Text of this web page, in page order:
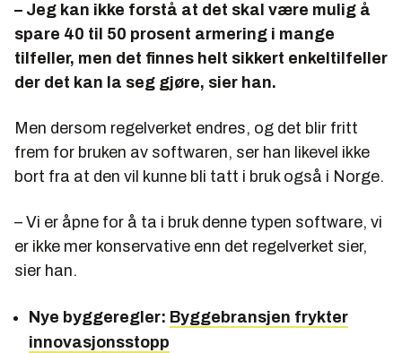
– Jeg kan ikke forstå at det skal være mulig å
spare 40 til 50 prosent armering i mange
tilfeller, men det finnes helt sikkert enkeltilfeller
der det kan la seg gjøre, sier han.
Men dersom regelverket endres, og det blir fritt
frem for bruken av softwaren, ser han likevel ikke
bort fra at den vil kunne bli tatt i bruk også i Norge.
– Vi er åpne for å ta i bruk denne typen software, vi
er ikke mer konservative enn det regelverket sier,
sier han.
Nye byggeregler: Byggebransjen frykter
innovasjonsstopp